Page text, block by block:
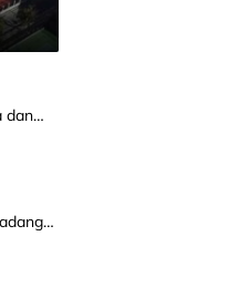
dan
dan